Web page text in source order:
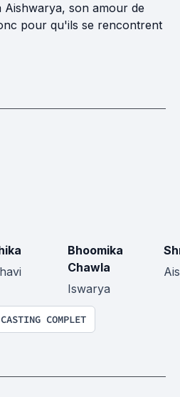
son amour de
pour qu'ils se rencontrent
Bhoomika
Chawla
Iswarya
COMPLET